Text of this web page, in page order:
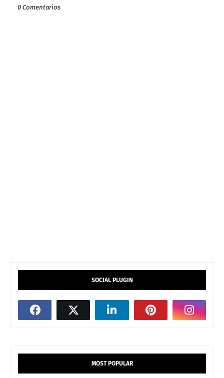
0 Comentarios
SOCIAL PLUGIN
MOST POPULAR